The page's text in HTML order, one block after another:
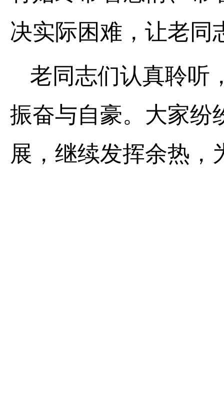
决实际困难，让老同
老同志们认真聆听
振奋与自豪。大家纷
展，继续发挥余热，